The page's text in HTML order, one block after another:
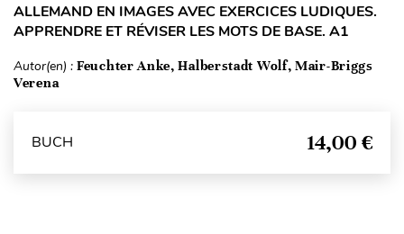
ALLEMAND EN IMAGES AVEC EXERCICES LUDIQUES.
APPRENDRE ET RÉVISER LES MOTS DE BASE. A1
Autor(en) : Feuchter Anke, Halberstadt Wolf, Mair-Briggs
Verena
BUCH 14,00 €